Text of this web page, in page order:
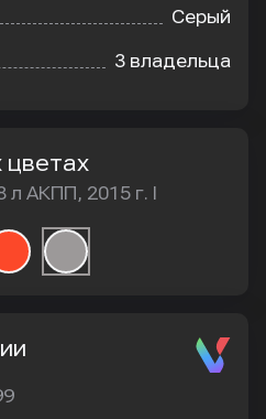
Серый
3 владельца
цветах
л АКПП, 2015 г. I